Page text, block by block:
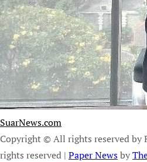
SuarNews.com
Copyright © All rights reserved by
rights reserved | Paper Newsby